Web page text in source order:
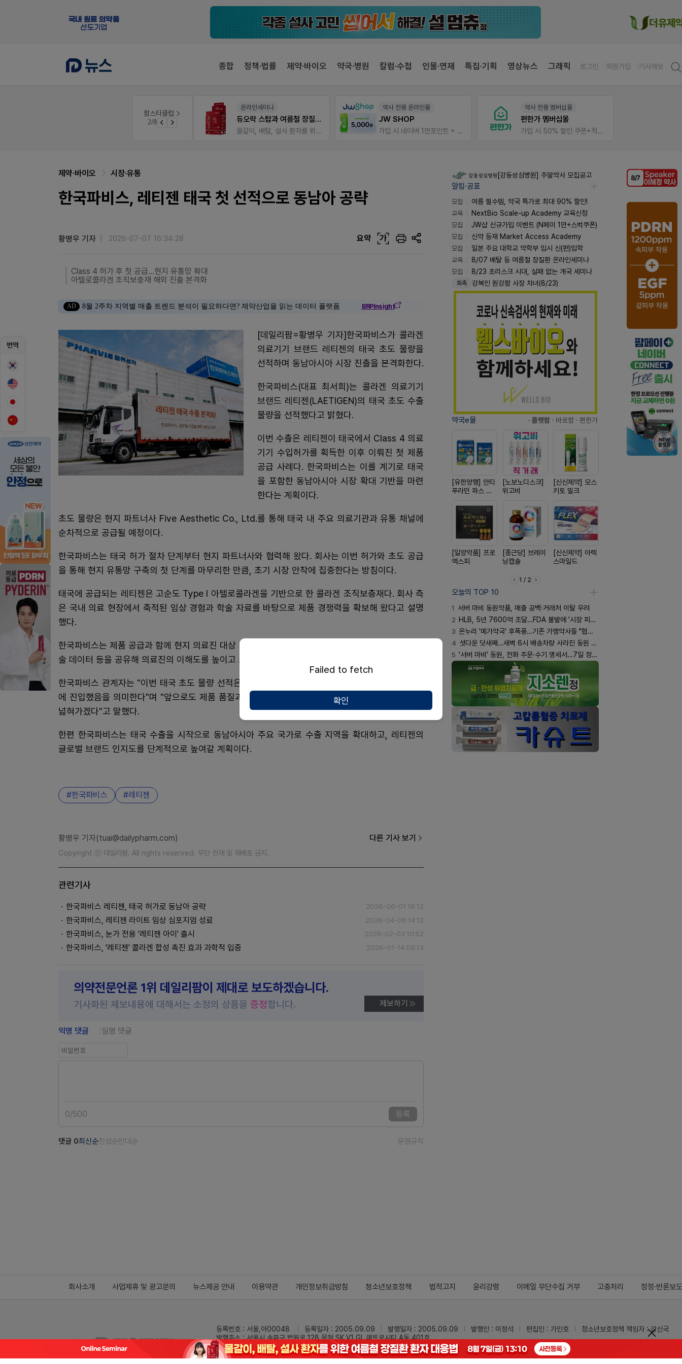
종합 정책·법률 제약·바이오 약국·병원 칼럼·수첩 인물·연재 특집·기획 영상뉴스 그래픽 로그인 회원가입 기사제보
팜스타클럽
3/8 약국 첫 채용공고 0원+'한번 더' 무료 연장
온라인세미나
듀오락 스탑과 여름철 장질환 대응법
물갈이, 배탈, 설사 환자를 위한 실전 상담&판매 전략
약사 전용 온라인몰
JW SHOP
가입 시 네이버 1만포인트 + 스벅쿠폰
약사 전용 멤버십몰
편한가 멤버십몰
가입 시 50% 할인 쿠폰+적립금까지!
번역
제약·바이오 시장·유통
한국파비스, 레티젠 태국 첫 선적으로 동남아 공략
황병우 기자 2026-07-07 16:34:28 요약 가
Class 4 허가 후 첫 공급…현지 유통망 확대
아텔로콜라겐 조직보충재 해외 진출 본격화
AD 8월 2주차 지역별 매출 트렌드 분석이 필요하다면? 제약산업을 읽는 데이터 플랫폼 BRPInsight
[데일리팜=황병우 기자]한국파비스가 콜라겐
의료기기 브랜드 레티젠의 태국 초도 물량을
선적하며 동남아시아 시장 진출을 본격화한다.
한국파비스(대표 최서희)는 콜라겐 의료기기
브랜드 레티젠(LAETIGEN)의 태국 초도 수출
물량을 선적했다고 밝혔다.
이번 수출은 레티젠이 태국에서 Class 4 의료
기기 수입허가를 획득한 이후 이뤄진 첫 제품
공급 사례다. 한국파비스는 이를 계기로 태국
을 포함한 동남아시아 시장 확대 기반을 마련
한다는 계획이다.
초도 물량은 현지 파트너사 Five Aesthetic Co., Ltd.를 통해 태국 내 주요 의료기관과 유통 채널에
순차적으로 공급될 예정이다.
한국파비스는 태국 허가 절차 단계부터 현지 파트너사와 협력해 왔다. 회사는 이번 허가와 초도 공급
을 통해 현지 유통망 구축의 첫 단계를 마무리한 만큼, 초기 시장 안착에 집중한다는 방침이다.
태국에 공급되는 레티젠은 고순도 Type I 아텔로콜라겐을 기반으로 한 콜라겐 조직보충재다. 회사 측
은 국내 의료 현장에서 축적된 임상 경험과 학술 자료를 바탕으로 제품 경쟁력을 확보해 왔다고 설명
했다.
한국파비스는 제품 공급과 함께 현지 의료진 대상 커뮤니케이션도 병행한다. 제품 특성, 적용 방식, 학
술 데이터 등을 공유해 의료진의 이해도를 높이고 초기 유통 체계를 안정화하겠다는 전략이다.
한국파비스 관계자는 "이번 태국 초도 물량 선적은 레티젠의 글로벌 시장 확대가 본격적인 실행 단계
에 진입했음을 의미한다"며 "앞으로도 제품 품질과 학술적 신뢰를 바탕으로 현지 의료진과의 접점을
넓혀가겠다"고 말했다.
한편 한국파비스는 태국 수출을 시작으로 동남아시아 주요 국가로 수출 지역을 확대하고, 레티젠의
글로벌 브랜드 인지도를 단계적으로 높여갈 계획이다.
한국파비스 레티젠
황병우 기자(tuai@dailypharm.com) 다른 기사 보기
Copyright ⓒ 데일리팜. All rights reserved. 무단 전재 및 재배포 금지.
관련기사
한국파비스 레티젠, 태국 허가로 동남아 공략 2026-06-01 16:12
한국파비스, 레티젠 라이트 임상 심포지엄 성료 2026-04-06 14:12
한국파비스, 눈가 전용 '레티젠 아이' 출시 2026-02-03 10:52
한국파비스, '레티젠' 콜라겐 합성 촉진 효과 과학적 입증 2026-01-14 09:13
의약전문언론 1위 데일리팜이 제대로 보도하겠습니다.
기사화된 제보내용에 대해서는 소정의 상품을 증정합니다. 제보하기
익명 댓글 실명 댓글
0/500 등록
댓글 0최신순찬성순반대순 운영규칙
[강동성심병원] 주말약사 모집공고
알림·공표
모집
여름 필수템, 약국 특가로 최대 90% 할인!
교육
NextBio Scale-up Academy 교육신청
모집
JW샵 신규가입 이벤트 (N페이 1만+스벅쿠폰)
모집
신약 등재 Market Access Academy
모집
일본 주요 대학교 약학부 입시 신(편)입학
교육
8/07 배탈 등 여름철 장질환 온라인세미나
모집
8/23 초리스크 시대, 실패 없는 개국 세미나
화촉 강복인 원강팜 사장 차녀(8/23)
약국e몰 · 플랫팜 · 바로팜 · 편한가
[유한양행] 안티
푸라민 파스 시
[노보노디스크]
위고비
[신신제약] 모스
키토 밀크
[일양약품] 프로
엑스피
[종근당] 브레이
닝캡슐
[신신제약] 아렉
스마일드
1 / 2
오늘의 TOP 10
1 서버 마비 동원약품, 매출 공백·거래처 이탈 우려
2 HLB, 5년 7600억 조달…FDA 불발에 '시장 피로감'
3 온누리 '메가약국' 후폭풍…기존 가맹약사들 "협의체 만들자"
4 셧다운 닷새째…새벽 6시 배송차량 사라진 동원 물류센터
5 '서버 마비' 동원, 전화 주문·수기 명세서…7일 정상화 되나
회사소개 사업제휴 및 광고문의 뉴스제공 안내 이용약관 개인정보취급방침 청소년보호정책 법적고지 윤리강령 이메일 무단수집 거부 고충처리 정정·반론보도
등록번호 : 서울,아00048 등록일자 : 2005.09.09 발행일자 : 2005.09.09 발행인 : 이정석 편집인 : 가인호
청소년보호정책 책임자 : 강신국
발행주소 : 서울시 송파구 법원로 128 문정 SK V1 GL 메트로시티 A동 401호
전화 : 02-3473-0833
팩스 : 02-3434-0169 Mail :dailypharm@dailypharm.com
Failed to fetch
확인